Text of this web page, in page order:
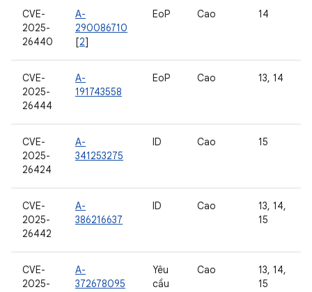
CVE-
2025-
26440
A-
290086710
[2]
EoP Cao 14
CVE-
2025-
26444
A-
191743558
EoP Cao 13, 14
CVE-
2025-
26424
A-
341253275
ID Cao 15
CVE-
2025-
26442
A-
386216637
ID Cao
13, 14,
15
CVE-
2025-
A-
372678095
Yêu
cầu
Cao
13, 14,
15